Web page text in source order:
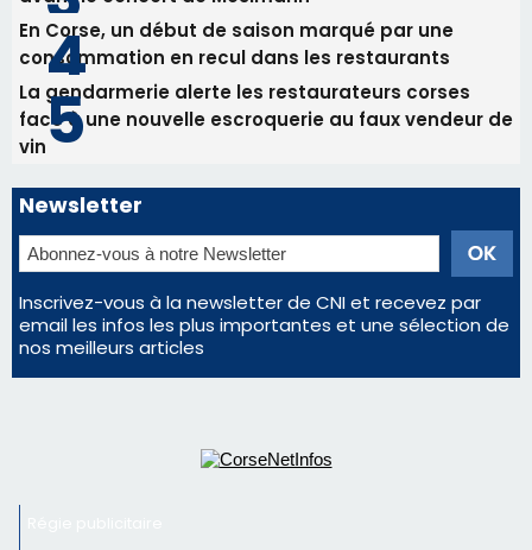
Inscrivez-vous à la newsletter de CNI et recevez par
email les infos les plus importantes et une sélection de
nos meilleurs articles
Régie publicitaire
Mentions légales
Nous contacter